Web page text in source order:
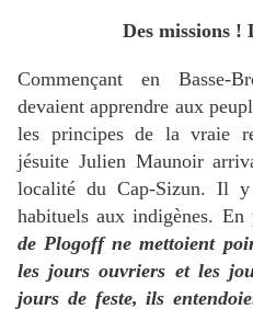
Des missions !
Commençant en Basse-
devaient apprendre aux
les principes de la vraie
jésuite Julien Maunoir
localité du Cap-Sizun. Il y
habituels aux indigènes.
de Plogoff ne mettoient
les jours ouvriers et les
jours de feste, ils